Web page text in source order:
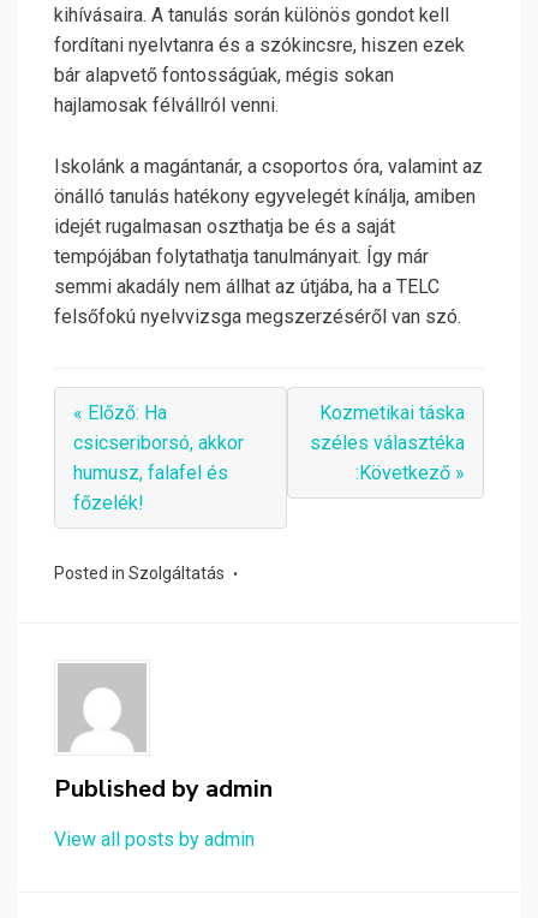
kihívásaira. A tanulás során különös gondot kell
fordítani nyelvtanra és a szókincsre, hiszen ezek
bár alapvető fontosságúak, mégis sokan
hajlamosak félvállról venni.
Iskolánk a magántanár, a csoportos óra, valamint az
önálló tanulás hatékony egyvelegét kínálja, amiben
idejét rugalmasan oszthatja be és a saját
tempójában folytathatja tanulmányait. Így már
semmi akadály nem állhat az útjába, ha a TELC
felsőfokú nyelvvizsga megszerzéséről van szó.
« Előző: Ha
csicseriborsó, akkor
humusz, falafel és
főzelék!
Kozmetikai táska
széles választéka
:Következő »
Posted in Szolgáltatás
Published by admin
View all posts by admin